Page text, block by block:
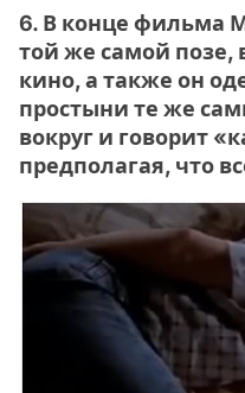
6. В конце фильма
той же самой позе,
кино, а также он
простыни те же
вокруг и говорит
предполагая, что